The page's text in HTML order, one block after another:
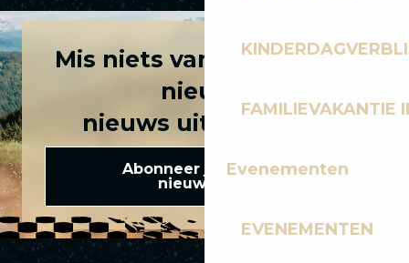
FAMILIEVAKANTIE
Evenementen
EVENEMENTEN
Mis niets van het laatste
nieuws
nieuws uit Les Gets!
Abonneer je op onze
nieuwsbrief